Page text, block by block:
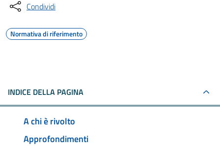
Condividi
Normativa di riferimento
INDICE DELLA PAGINA
A chi è rivolto
Approfondimenti